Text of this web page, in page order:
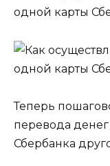
Теперь
перевода денег
Сбербанка